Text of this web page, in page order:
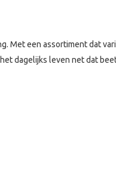
Met een assortiment dat
dagelijks leven net dat